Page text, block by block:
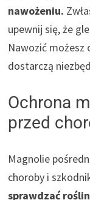
nawożeniu.
upewnij się, że
Nawozić
dostarczą
Ochrona
przed
Magnolie
choroby i
sprawdzać